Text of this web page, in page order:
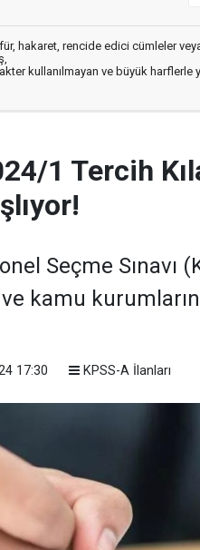
hakaret, rencide edici cümleler
kullanılmayan ve büyük harflerle
1 Tercih
Seçme Sınavı
ve kamu
17:30 KPSS-A İlanları